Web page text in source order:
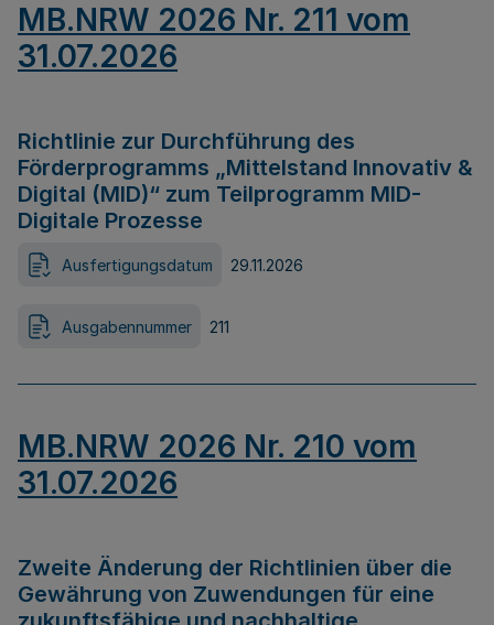
MB.NRW 2026 Nr. 211 vom
31.07.2026
Richtlinie zur Durchführung des
Förderprogramms „Mittelstand Innovativ &
Digital (MID)“ zum Teilprogramm MID-
Digitale Prozesse
Ausfertigungsdatum 29.11.2026
Ausgabennummer 211
MB.NRW 2026 Nr. 210 vom
31.07.2026
Zweite Änderung der Richtlinien über die
Gewährung von Zuwendungen für eine